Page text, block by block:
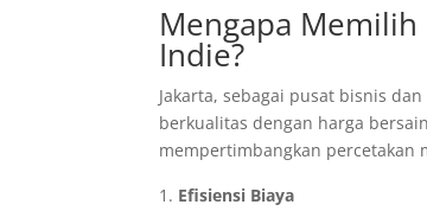
Mengapa
Indie?
Jakarta, sebagai pusat bisnis
berkualitas dengan harga
mempertimbangkan percetakan
Efisiensi Biaya